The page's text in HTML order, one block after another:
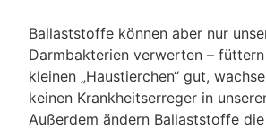
Ballaststoffe können aber nur
Darmbakterien verwerten –
kleinen „Haustierchen“ gut,
keinen Krankheitserreger in
Außerdem ändern Ballaststoffe